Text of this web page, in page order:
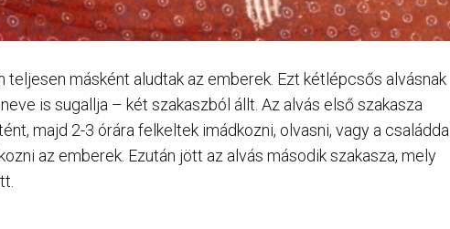
teljesen másként aludtak az emberek. Ezt kétlépcsős alvásnak
is sugallja – két szakaszból állt. Az alvás első szakasza
majd 2-3 órára felkeltek imádkozni, olvasni, vagy a családdal
az emberek. Ezután jött az alvás második szakasza, mely